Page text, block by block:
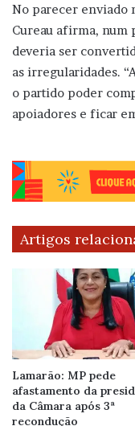
No parecer enviado
Cureau afirma,
deveria ser
as irregularidades.
o partido poder
apoiadores e ficar
Artigos
Lamarão: MP pede
afastamento da
da Câmara após 3ª
recondução